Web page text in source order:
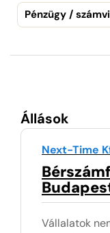
Pénzügy /
Állások
Next-Time
Vállalatok